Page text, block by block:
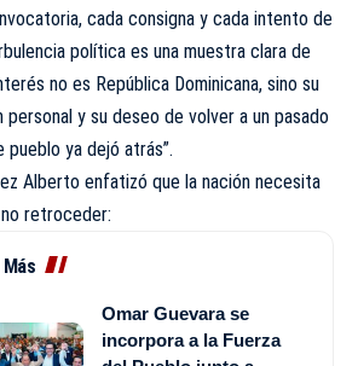
cada consigna y cada intento de
política es una muestra clara de
no es República Dominicana, sino su
personal y su deseo de volver a un pasado
pueblo ya dejó atrás”.
Alberto enfatizó que la nación necesita
no retroceder:
Omar Guevara se
incorpora a la Fuerza